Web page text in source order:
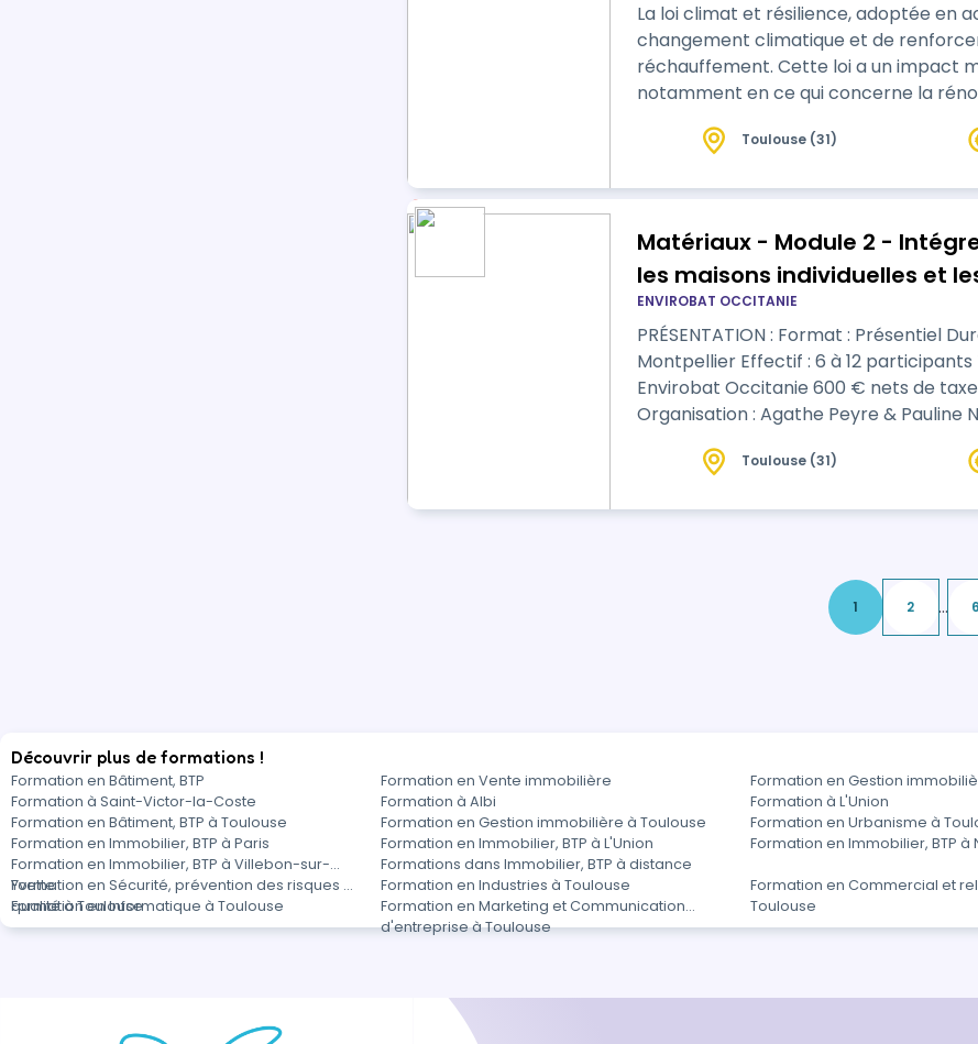
La loi climat et résilience, adoptée en
changement climatique et de
réchauffement. Cette loi a un
notamment en ce qui concerne la
énergétique des logements. À partir de 2025, les logements classés F ou G au
Toulouse (31)
Matériaux - Module 2 -
les maisons individuelles et
ENVIROBAT OCCITANIE
PRÉSENTATION : Format : Présentiel Durée : 7 heures - 1 jour Lieu : Toulouse ou
Montpellier Effectif : 6 à 12 participants Tarifs : 400 € nets de taxes - Adhérents
Envirobat Occitanie 600 € nets de taxes - Non-adhérents CONTACTS :
Organisation : Agathe Peyre &
depuis longtemps par les éco-
Toulouse (31)
1 2 ... 6
Découvrir plus de formations !
Formation en Bâtiment, BTP Formation en Vente immobilière Formation en Gestion
Formation à Saint-Victor-la-Coste
Formation à Albi Formation à L'Union
Formation en Bâtiment, BTP à Toulouse
Formation en Gestion immobilière à Toulouse
Formation en Urbanisme à
Formation en Immobilier, BTP à Paris
Formation en Immobilier, BTP à L'Union Formation en Immobilier, BTP à
Formation en Immobilier, BTP à Villebon-sur-
Yvette
Formations dans Immobilier, BTP à distance
Formation en Sécurité, prévention des risques et
qualité à Toulouse
Formation en Industries à Toulouse
Formation en Commercial et
Toulouse
Formation en Informatique à Toulouse
Formation en Marketing et Communication
d'entreprise à Toulouse